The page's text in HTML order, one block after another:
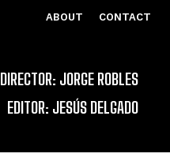
ABOUT CONTACT
DIRECTOR: JORGE ROBLES
EDITOR: JESÚS DELGADO